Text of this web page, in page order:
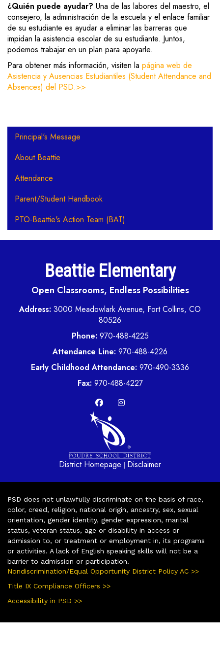
¿Quién puede ayudar? Una de las labores del maestro, el
consejero, la administración de la escuela y el enlace familiar
de su estudiante es ayudar a eliminar las barreras que
impidan la asistencia escolar de su estudiante. Juntos,
podemos trabajar en un plan para apoyarle.
Para obtener más información, visiten la página web de
Asistencia y Ausencias Estudiantiles (Student Attendance and
Absences) del PSD.>>
Main navigation
Principal's Message
About Beattie
Attendance
Parent/Student Handbook
PTO-Beattie's Action Team (BAT)
Beattie Elementary
Open Classrooms, Endless Possibilities
Address: 3000 Meadowlark Avenue, Fort Collins, CO
80526
Phone: 970-488-4225
Attendance Line: 970-488-4226
Early Childhood Attendance: 970-490-3336
Fax: 970-488-4227
District Homepage | Disclaimer
PSD does not unlawfully discriminate on the basis of race,
color, creed, religion, national origin, ancestry, sex, sexual
orientation, gender identity, gender expression, marital
status, veteran status, age or disability in access or
admission to, or treatment or employment in, its programs
or activities. A lack of English speaking skills will not be a
barrier to admission or participation.
Nondiscrimination/Equal Opportunity District Policy AC >>
Title IX Compliance Officers >>
Accessibility in PSD >>